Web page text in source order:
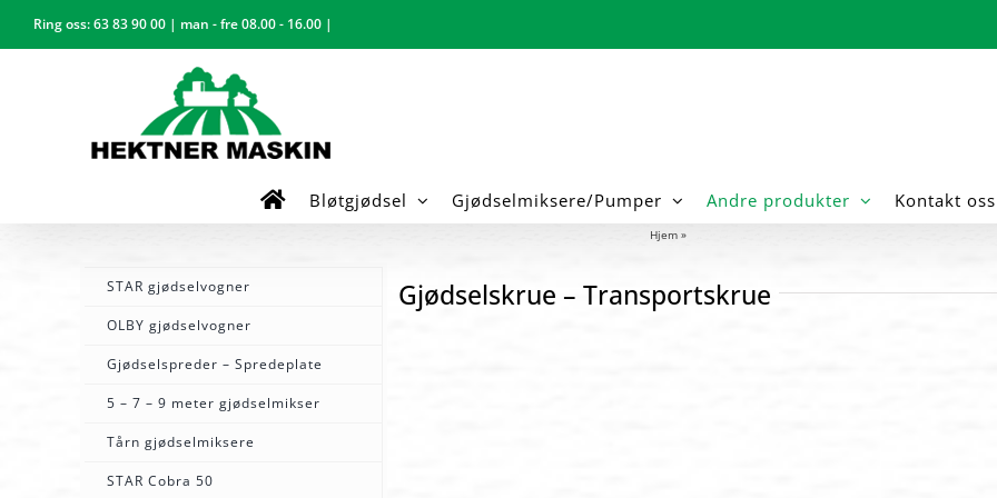
Ring oss:63 83 90 00 | man - fre 08.00 - 16.00 |
Bløtgjødsel Gjødselmiksere/Pumper Andre produkter Kontakt oss
Hjem»
Gjødselskrue – Transportskrue
STAR gjødselvogner
OLBY gjødselvogner
Gjødselspreder – Spredeplate
5 – 7 – 9 meter gjødselmikser
Tårn gjødselmiksere
STAR Cobra 50